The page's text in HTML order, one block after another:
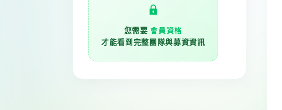
您需要會員資格
才能看到完整團隊與募資資訊